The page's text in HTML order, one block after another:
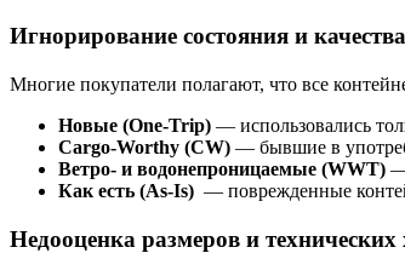
Игнорирование состояния и качества
Многие покупатели полагают, что все
Новые (One-Trip) — использовались
Cargo-Worthy (CW) — бывшие в
Ветро- и водонепроницаемые (WWT) —
Как есть (As-Is) — поврежденные
Недооценка размеров и технических